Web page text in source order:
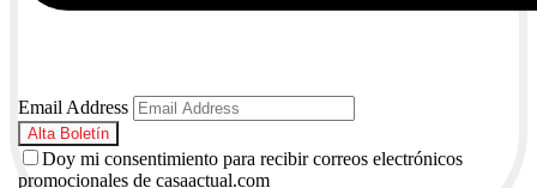
Email Address
Doy mi consentimiento para recibir correos electrónicos
promocionales de casaactual.com